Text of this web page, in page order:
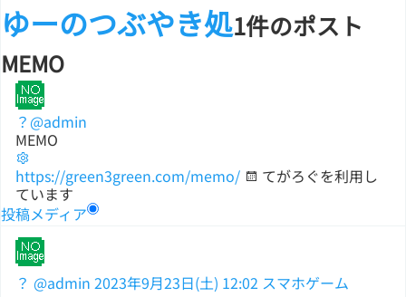
ゆーのつぶやき処1件のポスト
MEMO
？ @admin
MEMO
https://green3green.com/memo/
てがろぐを利用し
ています
投稿メディア
？ @admin 2023年9月23日(土) 12:02 スマホゲーム